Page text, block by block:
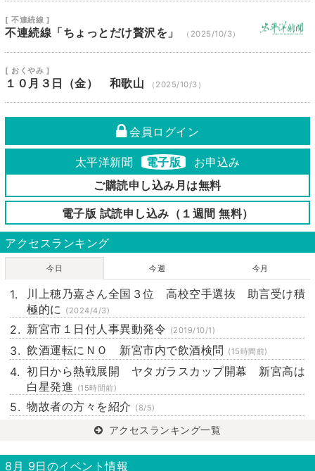
[ 不連続線 ]
不連続線「ちょっとだけ贅沢を」 （2025/10/3）
[ おくやみ ]
１０月３日（金） 和歌山 （2025/10/3）
会員ログイン
太平洋新聞 電子版
お申込み
ご購読申し込み月は無料
電子版 試読申し込み（１週間 無料）
アクセスランキング
今日 今週 今月
川上穂乃嘉さん全国３位 高校空手選抜 助言受け積
極的に
(2024/4/3)
新宮市１日付人事異動発令 (2019/10/1)
飲酒運転にＮＯ 新宮市内で飲酒検問 (15時間前)
初日から熱戦展開 ヤタガラスカップ開幕 新宮高は
白星発進 (15時間前)
物故者の方々を紹介 (8/5)
アクセスランキング一覧
8月 9日のイベント情報